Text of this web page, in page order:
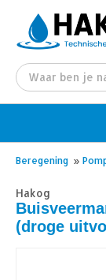
Beregening »
Hakog
(droge